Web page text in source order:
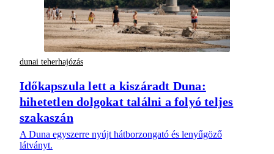
dunai teherhajózás
Időkapszula lett a kiszáradt Duna:
hihetetlen dolgokat találni a folyó teljes
szakaszán
A Duna egyszerre nyújt hátborzongató és lenyűgöző
látványt.